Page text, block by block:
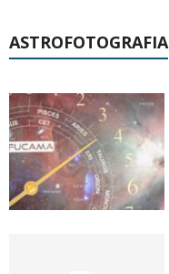
ASTROFOTOGRAFIA